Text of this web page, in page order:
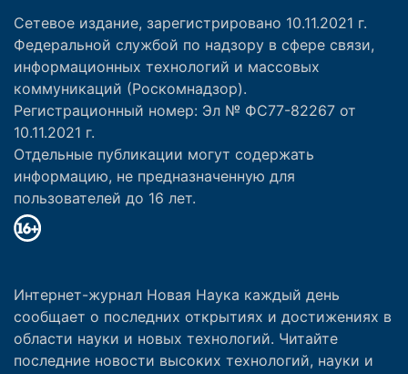
Сетевое издание, зарегистрировано 10.11.2021 г.
Федеральной службой по надзору в сфере связи,
информационных технологий и массовых
коммуникаций (Роскомнадзор).
Регистрационный номер: Эл № ФС77-82267 от
10.11.2021 г.
Отдельные публикации могут содержать
информацию, не предназначенную для
пользователей до 16 лет.
Интернет-журнал Новая Наука каждый день
сообщает о последних открытиях и достижениях в
области науки и новых технологий. Читайте
последние новости высоких технологий, науки и